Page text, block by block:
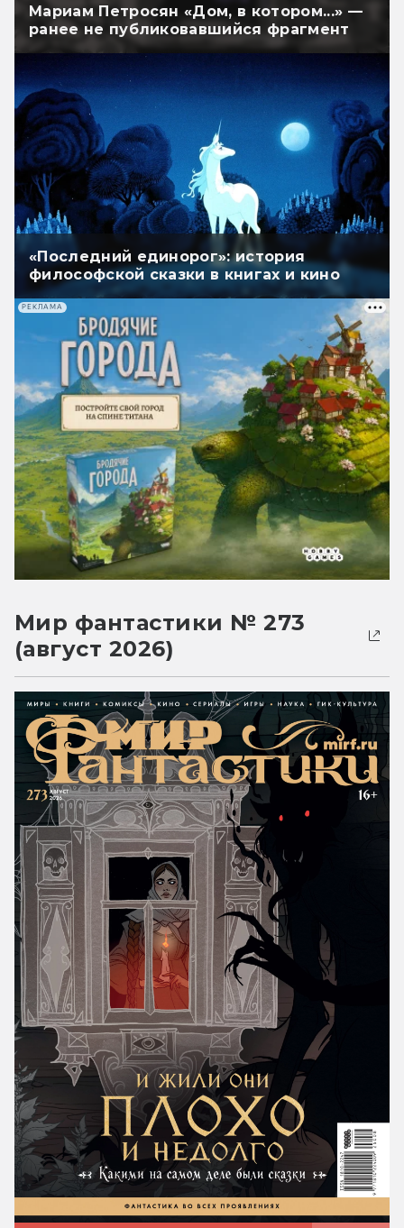
Мариам Петросян «Дом, в котором...» —
ранее не публиковавшийся фрагмент
«Последний единорог»: история
философской сказки в книгах и кино
РЕКЛАМА
Мир фантастики № 273
(август 2026)